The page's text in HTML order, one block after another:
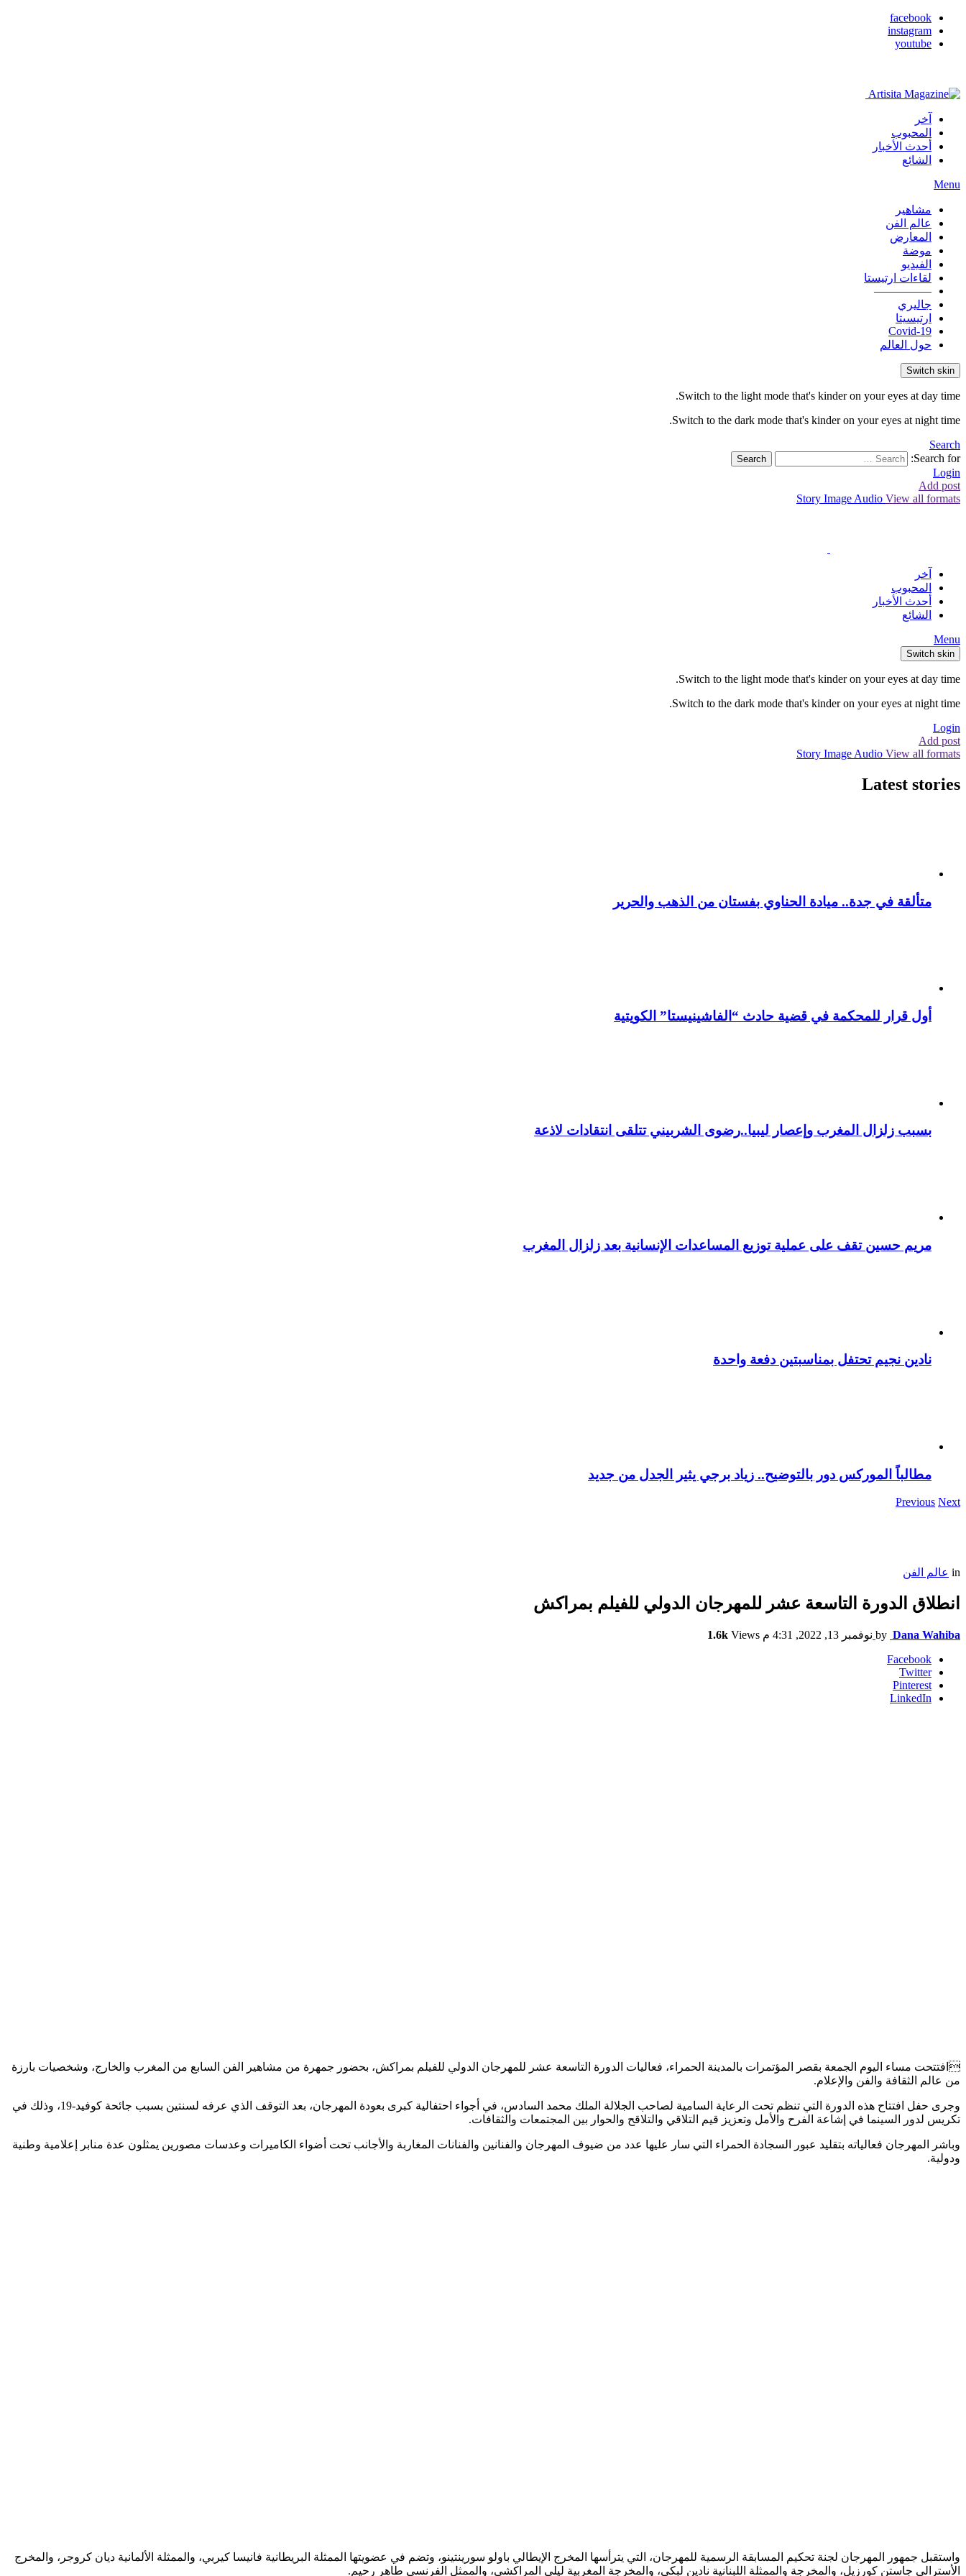
facebook
instagram
youtube
آخر
المحبوب
أحدث الأخبار
الشائع
Menu
مشاهير
عالم الفن
المعارض
موضة
الفيديو
لقاءات ارتيستا
—————
جاليري
ارتيسيتا
Covid-19
حول العالم
Switch skin
Switch to the light mode that's kinder on your eyes at day time.
Switch to the dark mode that's kinder on your eyes at night time.
Search
Search for:
Search
Login
Add post
Story Image Audio View all formats
آخر
المحبوب
أحدث الأخبار
الشائع
Menu
Switch skin
Switch to the light mode that's kinder on your eyes at day time.
Switch to the dark mode that's kinder on your eyes at night time.
Login
Add post
Story Image Audio View all formats
Latest stories
متألقة في جدة.. ميادة الحناوي بفستان من الذهب والحرير
أول قرار للمحكمة في قضية حادث “الفاشينيستا” الكويتية
بسبب زلزال المغرب وإعصار ليبيا..رضوى الشربيني تتلقى انتقادات لاذعة
مريم حسين تقف على عملية توزيع المساعدات الإنسانية بعد زلزال المغرب
نادين نجيم تحتفل بمناسبتين دفعة واحدة
مطالباً الموركس دور بالتوضيح.. زياد برجي يثير الجدل من جديد
Previous Next
in عالم الفن
انطلاق الدورة التاسعة عشر للمهرجان الدولي للفيلم بمراكش
by Dana Wahiba نوفمبر 13, 2022, 4:31 م 1.6k Views
Facebook
Twitter
Pinterest
LinkedIn
افتتحت مساء اليوم الجمعة بقصر المؤتمرات بالمدينة الحمراء، فعاليات الدورة التاسعة عشر للمهرجان الدولي للفيلم بمراكش، بحضور جمهرة من مشاهير الفن السابع من المغرب والخارج، وشخصيات بارزة
من عالم الثقافة والفن والإعلام.
وجرى حفل افتتاح هذه الدورة التي تنظم تحت الرعاية السامية لصاحب الجلالة الملك محمد السادس، في أجواء احتفالية كبرى بعودة المهرجان، بعد التوقف الذي عرفه لسنتين بسبب جائحة كوفيد-19، وذلك في
تكريس لدور السينما في إشاعة الفرح والأمل وتعزيز قيم التلاقي والتلاقح والحوار بين المجتمعات والثقافات.
وباشر المهرجان فعالياته بتقليد عبور السجادة الحمراء التي سار عليها عدد من ضيوف المهرجان والفنانين والفنانات المغاربة والأجانب تحت أضواء الكاميرات وعدسات مصورين يمثلون عدة منابر إعلامية وطنية
ودولية.
واستقبل جمهور المهرجان لجنة تحكيم المسابقة الرسمية للمهرجان، التي يترأسها المخرج الإيطالي باولو سورينتينو، وتضم في عضويتها الممثلة البريطانية فانيسا كيربي، والممثلة الألمانية ديان كروجر، والمخرج
الأسترالي جاستن كورزيل، والمخرجة والممثلة اللبنانية نادين لبكي، والمخرجة المغربية ليلى المراكشي، والممثل الفرنسي طاهر رحيم.